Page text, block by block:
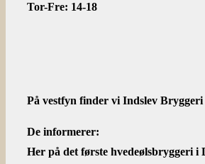
Tor-Fre: 14-18
På vestfyn finder vi Indslev Bryggeri
De informerer:
Her på det første hvedeølsbryggeri